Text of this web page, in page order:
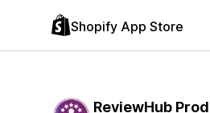
Shopify App Store
ReviewHub